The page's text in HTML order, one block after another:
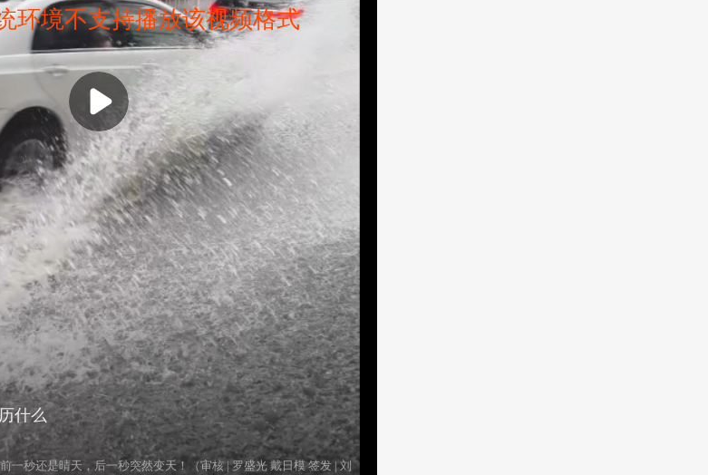
什么
一秒还是晴天，后一秒突然变天！（审核 | 罗盛光 戴日模 签发 | 刘
环境不支持播放该视频格式